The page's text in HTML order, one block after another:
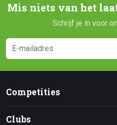
Mis niets van het
Schrijf je in voor
Competities
Clubs